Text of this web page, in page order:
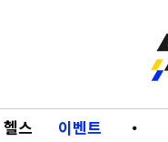
헬스 이벤트 ・